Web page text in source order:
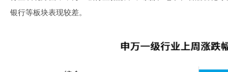
银行等板块表现较差。